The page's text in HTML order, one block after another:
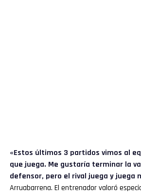
«Estos últimos 3 partidos vimos al
que juega. Me gustaría terminar la
defensor, pero el rival juega y juega
Arruabarrena. El entrenador valoró